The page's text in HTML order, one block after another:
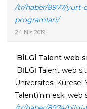
/tr/haber/8977/yurt-
programlari/
24 Nis 2019
BİLGİ Talent web
BİLGİ Talent web
Üniversitesi Küresel
Talent)’nin eski